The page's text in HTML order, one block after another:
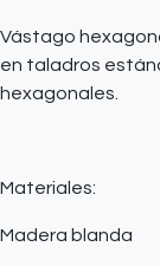
Vástago
en taladros
hexagonales.
Materiales:
Madera blanda